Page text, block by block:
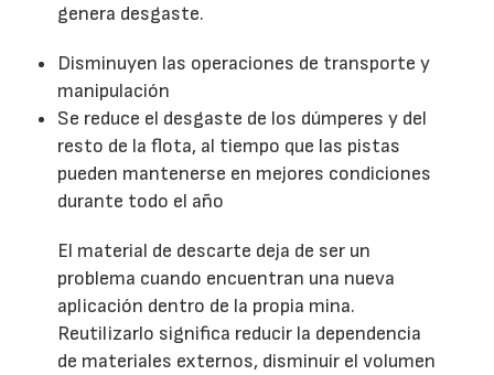
genera desgaste.
Disminuyen las operaciones de transporte y
manipulación
Se reduce el desgaste de los dúmperes y del
resto de la flota, al tiempo que las pistas
pueden mantenerse en mejores condiciones
durante todo el año
El material de descarte deja de ser un
problema cuando encuentran una nueva
aplicación dentro de la propia mina.
Reutilizarlo significa reducir la dependencia
de materiales externos, disminuir el volumen